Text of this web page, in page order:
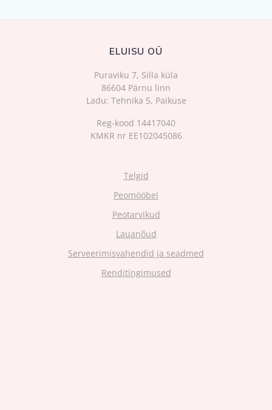
ELUISU OÜ
Puraviku 7, Silla küla
86604 Pärnu linn
Ladu: Tehnika 5, Paikuse
Reg-kood 14417040
KMKR nr EE102045086
Telgid
Peomööbel
Peotarvikud
Lauanõud
Serveerimisvahendid ja seadmed
Renditingimused